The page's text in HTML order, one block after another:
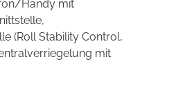
Handy mit
(Roll Stability Control,
mit